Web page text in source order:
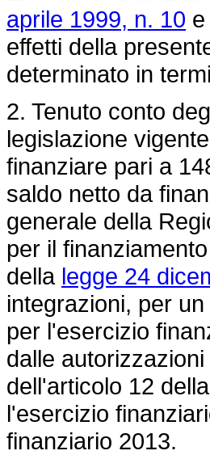
aprile 1999, n. 10
effetti della
determinato in
2. Tenuto conto
legislazione
finanziare pari a
saldo netto da
generale della
per il
della legge 24
integrazioni, per
per l'esercizio
dalle
dell'articolo 12
l'esercizio
finanziario 2013.